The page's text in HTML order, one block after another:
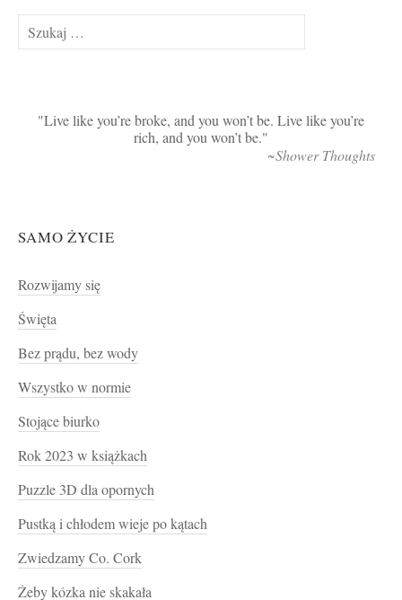
Szukaj:
Live like you’re broke, and you won’t be. Live like you’re
rich, and you won’t be.
~Shower Thoughts
SAMO ŻYCIE
Rozwijamy się
Święta
Bez prądu, bez wody
Wszystko w normie
Stojące biurko
Rok 2023 w książkach
Puzzle 3D dla opornych
Pustką i chłodem wieje po kątach
Zwiedzamy Co. Cork
Żeby kózka nie skakała